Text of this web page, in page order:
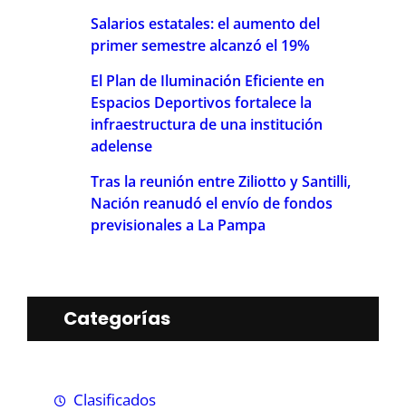
Salarios estatales: el aumento del
primer semestre alcanzó el 19%
El Plan de Iluminación Eficiente en
Espacios Deportivos fortalece la
infraestructura de una institución
adelense
Tras la reunión entre Ziliotto y Santilli,
Nación reanudó el envío de fondos
previsionales a La Pampa
Categorías
Clasificados